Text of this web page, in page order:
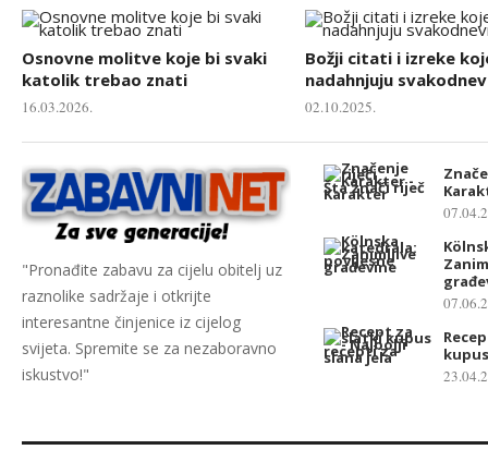
Osnovne molitve koje bi svaki
katolik trebao znati
16.03.2026.
Božji citati i izreke
nadahnjuju
02.10.2025.
"Pronađite zabavu za cijelu obitelj uz
raznolike sadržaje i otkrijte
interesantne činjenice iz cijelog
svijeta. Spremite se za nezaboravno
iskustvo!"
kupus